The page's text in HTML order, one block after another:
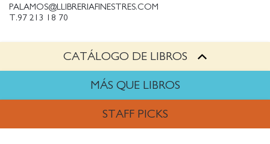
CATÁLOGO DE LIBROS
MÁS QUE LIBROS
STAFF PICKS
PALAMOS@LLIBRERIAFINESTRES.COM
T.97 213 18 70
PALESTINA@LLIBRERIAFINESTRES.COM
TRABAJA CON NOSOTROS